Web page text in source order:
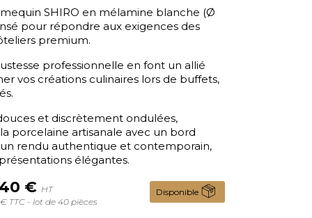
SHIRO en mélamine blanche (Ø
pour répondre aux exigences des
premium.
professionnelle en font un allié
vos créations culinaires lors de buffets,
et discrètement ondulées,
porcelaine artisanale avec un bord
rendu authentique et contemporain,
élégantes.
€ HT
TTC - lot de 40 pièces
Disponible